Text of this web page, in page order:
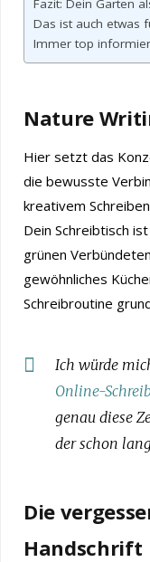
Fazit: Dein Garten
Das ist auch etwas
Immer top
Nature
Hier setzt das
die bewusste
kreativem
Dein Schreibtisch
grünen
gewöhnliches
Schreibroutine
Ich würde
Online-
genau diese
der schon
Die
Handschrift